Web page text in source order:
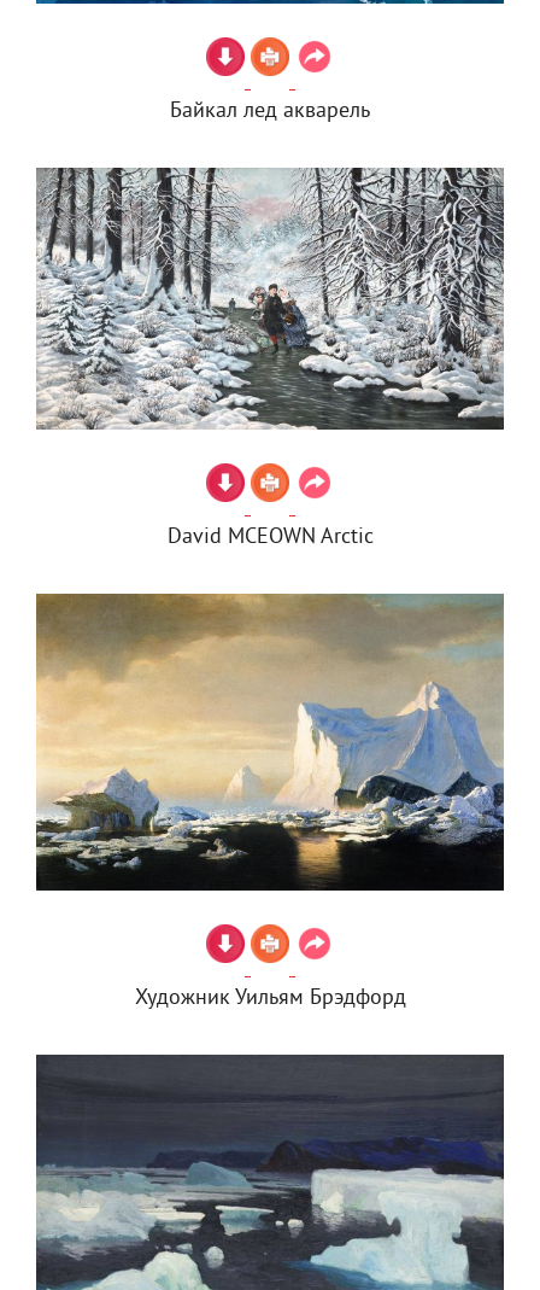
Байкал лед акварель
David MCEOWN Arctic
Художник Уильям Брэдфорд